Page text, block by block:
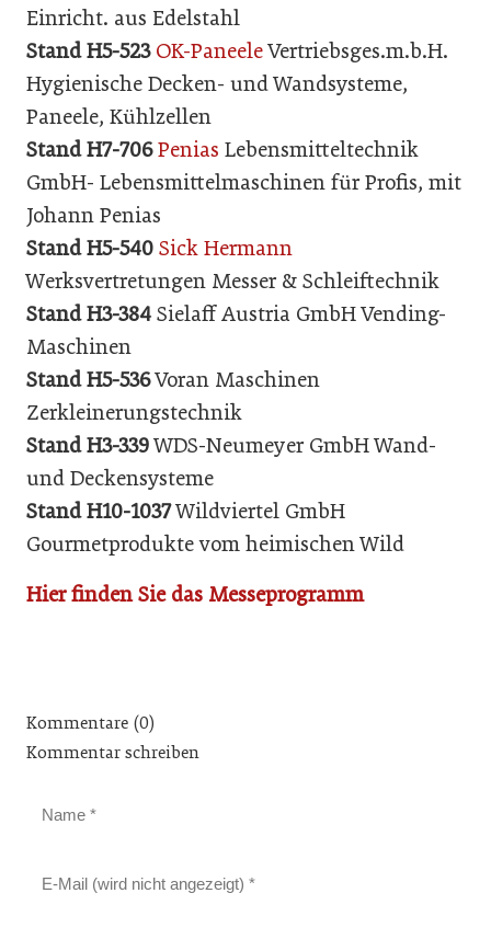
Einricht. aus Edelstahl
Stand H5-523 OK-PaneeleVertriebsges.m.b.H.
Hygienische Decken- und Wandsysteme,
Paneele, Kühlzellen
Stand H7-706 Penias Lebensmitteltechnik
GmbH- Lebensmittelmaschinen für Profis, mit
Johann Penias
Stand H5-540 Sick Hermann
Werksvertretungen Messer & Schleiftechnik
Stand H3-384 Sielaff Austria GmbH Vending-
Maschinen
Stand H5-536Voran Maschinen
Zerkleinerungstechnik
Stand H3-339WDS-Neumeyer GmbH Wand-
und Deckensysteme
Stand H10-1037Wildviertel GmbH
Gourmetprodukte vom heimischen Wild
Hier finden Sie das Messeprogramm
Kommentare (0)
Kommentar schreiben